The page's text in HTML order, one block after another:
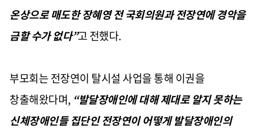
온상으로 매도한 장혜영 전 국회의원과 전장연에 경악을
금할 수가 없다”고 전했다.
부모회는 전장연이 탈시설 사업을 통해 이권을
창출해왔다며, “발달장애인에 대해 제대로 알지 못하는
신체장애인들 집단인 전장연이 어떻게 발달장애인의